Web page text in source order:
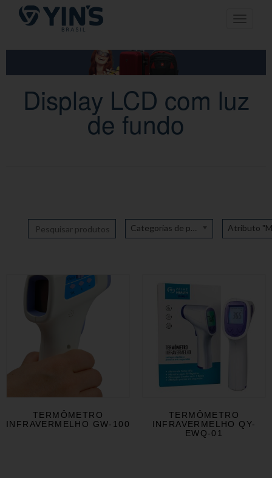
Pular
para
conteúdo
Toggle
Display LCD com luz
de fundo
Categorias de produto
TERMÔMETRO
INFRAVERMELHO GW-100
TERMÔMETRO
INFRAVERMELHO QY-
EWQ-01